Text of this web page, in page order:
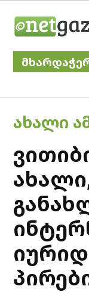
POSTED
ᲐᲮᲐᲚᲘ